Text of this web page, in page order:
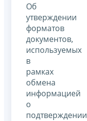
Об
утверждении
форматов
документов,
используемых
в
рамках
обмена
информацией
о
подтверждении